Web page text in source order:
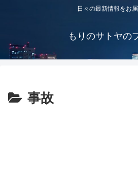
日々の最新情報をお届
もりのサトヤの
事故